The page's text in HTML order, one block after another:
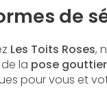
de
Les Toits Roses,
la pose
pour vous et